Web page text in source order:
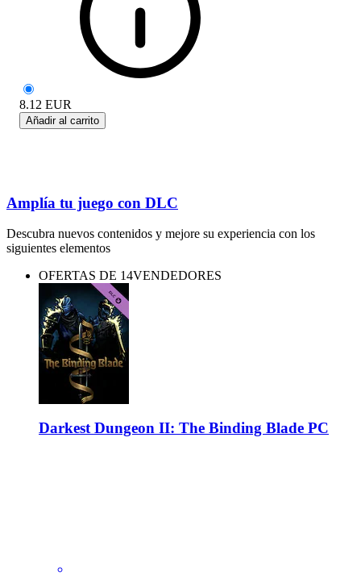
8.12 EUR
Añadir al carrito
Amplía tu juego con DLC
Descubra nuevos contenidos y mejore su experiencia con los
siguientes elementos
OFERTAS DE 14VENDEDORES
Darkest Dungeon II: The Binding Blade PC